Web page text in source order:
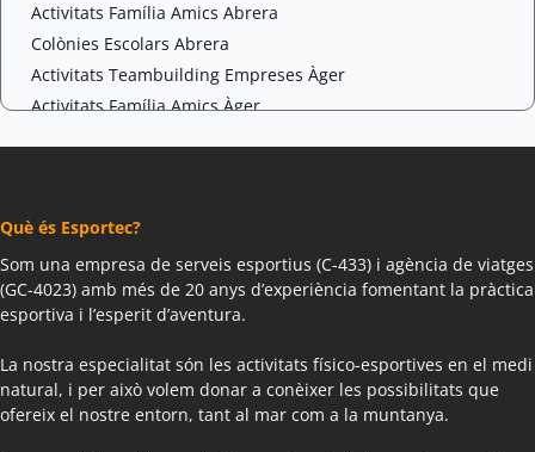
Activitats Família Amics Abrera
Colònies Escolars Abrera
Activitats Teambuilding Empreses Àger
Activitats Família Amics Àger
Colònies Escolars Agramunt
Activitats Teambuilding Empreses Aguilar de Segarra
Activitats Família Amics Aguilar de Segarra
Colònies Escolars Aguilar de Segarra
Activitats Teambuilding Empreses Agullana
Activitats Família Amics Agullana
Colònies Escolars Agullana
Què és Esportec?
Som una empresa de serveis esportius (C-433) i agència de viatges
(GC-4023) amb més de 20 anys d’experiència fomentant la pràctica
esportiva i l’esperit d’aventura.
La nostra especialitat són les activitats físico-esportives en el medi
natural, i per això volem donar a conèixer les possibilitats que
ofereix el nostre entorn, tant al mar com a la muntanya.